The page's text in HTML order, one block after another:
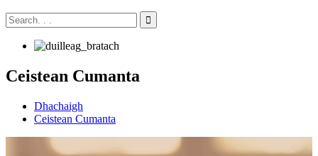
Ceistean Cumanta
Dhachaigh
Ceistean Cumanta